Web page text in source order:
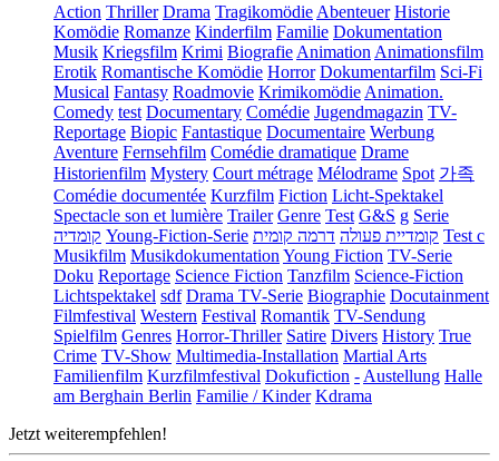
Action Thriller Drama Tragikomödie Abenteuer Historie
Komödie Romanze Kinderfilm Familie Dokumentation
Musik Kriegsfilm Krimi Biografie Animation Animationsfilm
Erotik Romantische Komödie Horror Dokumentarfilm Sci-Fi
Musical Fantasy Roadmovie Krimikomödie Animation.
Comedy test Documentary Comédie Jugendmagazin TV-
Reportage Biopic Fantastique Documentaire Werbung
Aventure Fernsehfilm Comédie dramatique Drame
Historienfilm Mystery Court métrage Mélodrame Spot 가족
Comédie documentée Kurzfilm Fiction Licht-Spektakel
Spectacle son et lumière Trailer Genre Test G&S g Serie
קומדיה Young-Fiction-Serie קומדיית פעולה דרמה קומית
Test c
Musikfilm Musikdokumentation Young Fiction TV-Serie
Doku Reportage Science Fiction Tanzfilm Science-Fiction
Lichtspektakel sdf Drama TV-Serie Biographie Docutainment
Filmfestival Western Festival Romantik TV-Sendung
Spielfilm Genres Horror-Thriller Satire Divers History True
Crime TV-Show Multimedia-Installation Martial Arts
Familienfilm Kurzfilmfestival Dokufiction - Austellung Halle
am Berghain Berlin Familie / Kinder Kdrama
Jetzt weiterempfehlen!